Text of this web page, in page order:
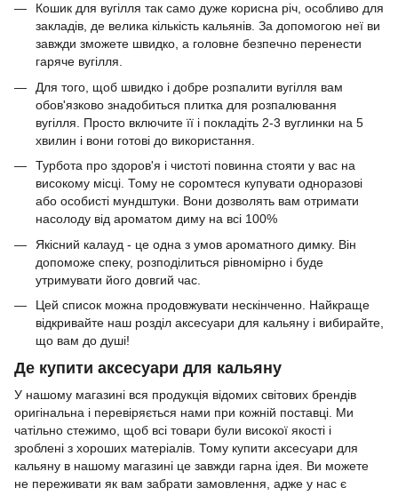
Кошик для вугілля так само дуже корисна річ, особливо для
закладів, де велика кількість кальянів. За допомогою неї ви
завжди зможете швидко, а головне безпечно перенести
гаряче вугілля.
Для того, щоб швидко і добре розпалити вугілля вам
обов'язково знадобиться плитка для розпалювання
вугілля. Просто включите її і покладіть 2-3 вуглинки на 5
хвилин і вони готові до використання.
Турбота про здоров'я і чистоті повинна стояти у вас на
високому місці. Тому не соромтеся купувати одноразові
або особисті мундштуки. Вони дозволять вам отримати
насолоду від ароматом диму на всі 100%
Якісний калауд - це одна з умов ароматного димку. Він
допоможе спеку, розподілиться рівномірно і буде
утримувати його довгий час.
Цей список можна продовжувати нескінченно. Найкраще
відкривайте наш розділ аксесуари для кальяну і вибирайте,
що вам до душі!
Де купити аксесуари для кальяну
У нашому магазині вся продукція відомих світових брендів
оригінальна і перевіряється нами при кожній поставці. Ми
чатільно стежимо, щоб всі товари були високої якості і
зроблені з хороших матеріалів. Тому купити аксесуари для
кальяну в нашому магазині це завжди гарна ідея. Ви можете
не переживати як вам забрати замовлення, адже у нас є